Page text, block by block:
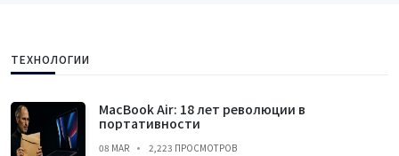
ТЕХНОЛОГИИ
MacBook Air: 18 лет революции в
портативности
08 MAR 2,223 ПРОСМОТРОВ